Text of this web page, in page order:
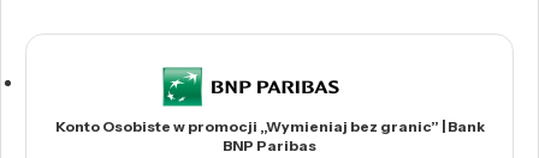
Konto Osobiste w promocji „Wymieniaj bez granic” | Bank
BNP Paribas